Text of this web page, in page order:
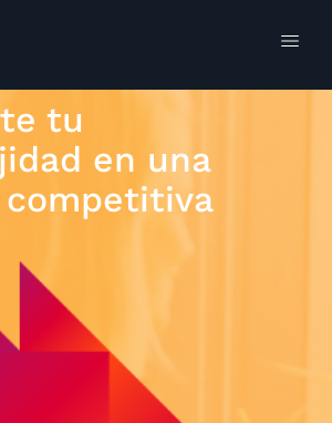
tu
en una